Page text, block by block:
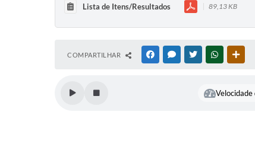
Lista de Itens/Resultados 89,13 KB
COMPARTILHAR FACEBOOKMESSENGER
TWITTERWHATSAPP